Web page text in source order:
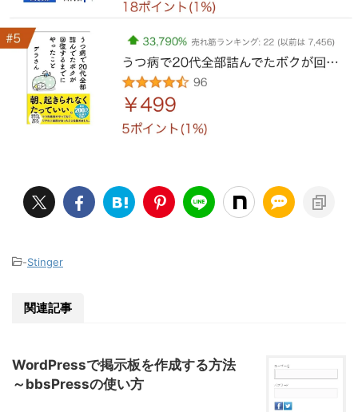
-Stinger
関連記事
WordPressで掲示板を作成する方法
～bbsPressの使い方